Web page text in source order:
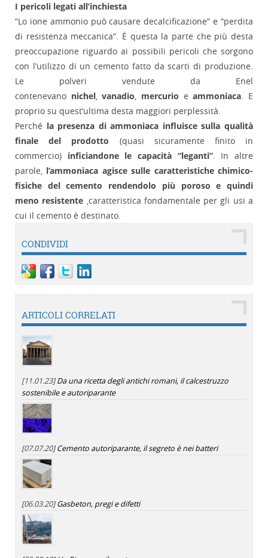
I pericoli legati all’inchiesta
“Lo ione ammonio può causare decalcificazione” e “perdita
di resistenza meccanica”. È questa la parte che più desta
preoccupazione riguardo ai possibili pericoli che sorgono
con l’utilizzo di un cemento fatto da scarti di produzione.
Le polveri vendute da Enel
contenevano nichel,vanadio, mercurio eammoniaca. E
proprio su quest’ultima desta maggiori perplessità.
Perché la presenza di ammoniaca influisce sulla qualità
finale del prodotto (quasi sicuramente finito in
commercio) inficiandone le capacità “leganti”. In altre
parole, l’ammoniaca agisce sulle caratteristiche chimico-
fisiche del cemento rendendolo più poroso e quindi
meno resistente ,caratteristica fondamentale per gli usi a
cui il cemento è destinato.
CONDIVIDI
ARTICOLI CORRELATI
[11.01.23]Da una ricetta degli antichi romani, il calcestruzzo
sostenibile e autoriparante
[07.07.20]Cemento autoriparante, il segreto è nei batteri
[06.03.20]Gasbeton, pregi e difetti